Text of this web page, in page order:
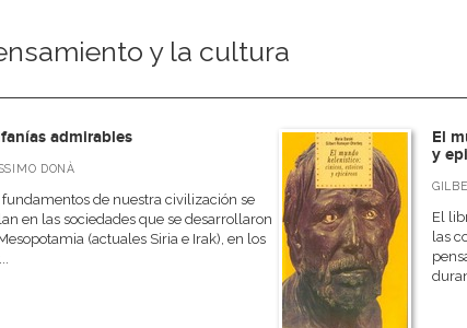
y la cultura
admirables
DONÀ
fundamentos de nuestra civilización se
en las sociedades que se desarrollaron
(actuales Siria e Irak), en los
El
y
El
las